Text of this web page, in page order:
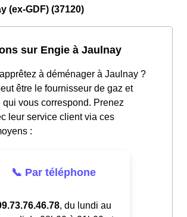
(ex-GDF) (37120)
sur Engie à Jaulnay
à déménager à Jaulnay ?
être le fournisseur de gaz et
qui vous correspond. Prenez
leur service client via ces
:
📞 Par téléphone
, du lundi au